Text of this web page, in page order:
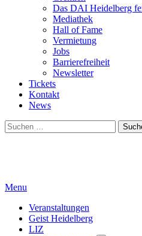
Das DAI Heidelberg
Mediathek
Hall of Fame
Vermietung
Jobs
Barrierefreiheit
Newsletter
Tickets
Kontakt
News
Suchen
nach:
Menu
Veranstaltungen
Geist Heidelberg
LIZ